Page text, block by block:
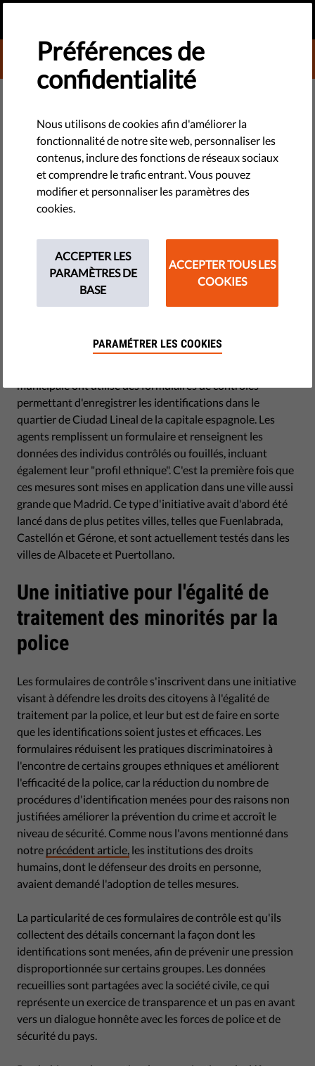
DONATE TO LIBERTIES
TECHNOLOGIES ET DROITS
Madrid : la société civile et la
police travaillent côte à côte
pour mettre fin au contrôle au
faciès
RIS et Open Society Justice Initiative ont organisé un
workshop à Madrid afin de discuter de la mise en place du
"Protocole d'identification efficace de police ", un projet
pilote lancé par le Conseil municipal de la capitale.
municipale ont utilisé des formulaires de contrôles
permettant d'enregistrer les identifications dans le
quartier de Ciudad Lineal de la capitale espagnole. Les
agents remplissent un formulaire et renseignent les
données des individus contrôlés ou fouillés, incluant
également leur "profil ethnique". C'est la première fois que
ces mesures sont mises en application dans une ville aussi
grande que Madrid. Ce type d'initiative avait d'abord été
lancé dans de plus petites villes, telles que Fuenlabrada,
Castellón et Gérone, et sont actuellement testés dans les
villes de Albacete et Puertollano.
Une initiative pour l'égalité de
traitement des minorités par la
police
Les formulaires de contrôle s'inscrivent dans une initiative
visant à défendre les droits des citoyens à l'égalité de
traitement par la police, et leur but est de faire en sorte
que les identifications soient justes et efficaces. Les
formulaires réduisent les pratiques discriminatoires à
l'encontre de certains groupes ethniques et améliorent
l'efficacité de la police, car la réduction du nombre de
procédures d'identification menées pour des raisons non
justifiées améliorer la prévention du crime et accroît le
niveau de sécurité. Comme nous l'avons mentionné dans
notre précédent article, les institutions des droits
humains, dont le défenseur des droits en personne,
avaient demandé l'adoption de telles mesures.
La particularité de ces formulaires de contrôle est qu'ils
collectent des détails concernant la façon dont les
identifications sont menées, afin de prévenir une pression
disproportionnée sur certains groupes. Les données
recueillies sont partagées avec la société civile, ce qui
représente un exercice de transparence et un pas en avant
vers un dialogue honnête avec les forces de police et de
sécurité du pays.
Préférences de
confidentialité
Nous utilisons de cookies afin d'améliorer la
fonctionnalité de notre site web, personnaliser les
contenus, inclure des fonctions de réseaux sociaux
et comprendre le trafic entrant. Vous pouvez
modifier et personnaliser les paramètres des
cookies.
ACCEPTER LES
PARAMÈTRES DE
BASE
ACCEPTER TOUS LES
COOKIES
PARAMÉTRER LES COOKIES